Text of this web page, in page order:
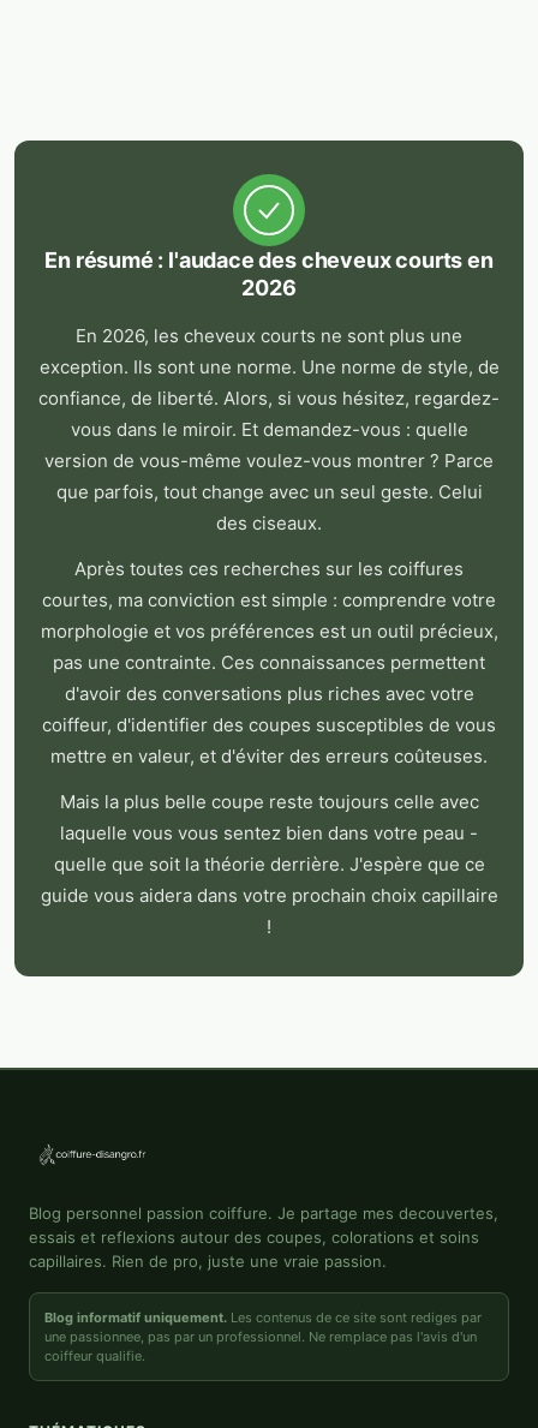
En résumé : l'audace des cheveux courts en
2026
En 2026, les cheveux courts ne sont plus une
exception. Ils sont une norme. Une norme de style, de
confiance, de liberté. Alors, si vous hésitez, regardez-
vous dans le miroir. Et demandez-vous : quelle
version de vous-même voulez-vous montrer ? Parce
que parfois, tout change avec un seul geste. Celui
des ciseaux.
Après toutes ces recherches sur les coiffures
courtes, ma conviction est simple : comprendre votre
morphologie et vos préférences est un outil précieux,
pas une contrainte. Ces connaissances permettent
d'avoir des conversations plus riches avec votre
coiffeur, d'identifier des coupes susceptibles de vous
mettre en valeur, et d'éviter des erreurs coûteuses.
Mais la plus belle coupe reste toujours celle avec
laquelle vous vous sentez bien dans votre peau -
quelle que soit la théorie derrière. J'espère que ce
guide vous aidera dans votre prochain choix capillaire
!
Blog personnel passion coiffure. Je partage mes decouvertes,
essais et reflexions autour des coupes, colorations et soins
capillaires. Rien de pro, juste une vraie passion.
Blog informatif uniquement. Les contenus de ce site sont rediges par
une passionnee, pas par un professionnel. Ne remplace pas l'avis d'un
coiffeur qualifie.